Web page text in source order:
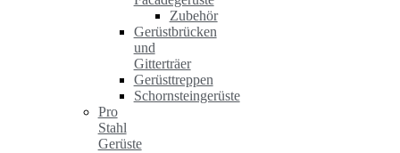
Zubehör
Gerüstbrücken
und
Gitterträer
Gerüsttreppen
Schornsteingerüste
Pro
Stahl
Gerüste